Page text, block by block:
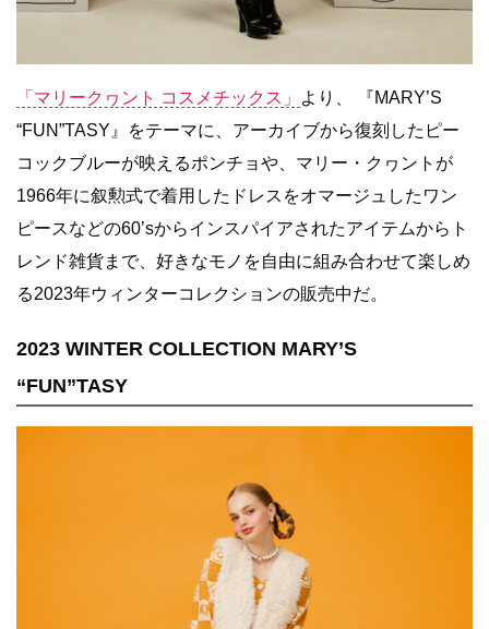
「マリークヮント コスメチックス」
より、 『MARY’S
“FUN”TASY』をテーマに、アーカイブから復刻したピー
コックブルーが映えるポンチョや、マリー・クヮントが
1966年に叙勲式で着用したドレスをオマージュしたワン
ピースなどの60’sからインスパイアされたアイテムからト
レンド雑貨まで、好きなモノを自由に組み合わせて楽しめ
る2023年ウィンターコレクションの販売中だ。
2023 WINTER COLLECTION MARY’S
“FUN”TASY